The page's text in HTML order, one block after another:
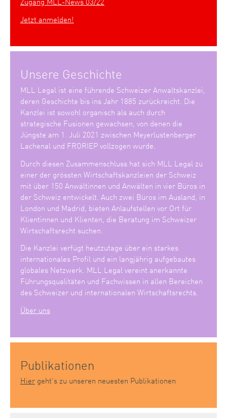
Jetzt anmelden!
Unsere Geschichte
MLL Legal ist eine führende Schweizer Anwaltskanzlei,
deren Geschichte bis ins Jahr 1885 zurückreicht. Die
Kanzlei ist sowohl organisch als auch durch
strategische Fusionen gewachsen, von denen die
Jüngste am 1. Juli 2021 zwischen Meyerlustenberger
Lachenal und FRORIEP vollzogen wurde.
Durch diesen Zusammenschluss hat sich MLL Legal zu
einer der grössten Wirtschaftskanzleien der Schweiz
mit über 150 Anwältinnen und Anwälten in vier Büros in
der Schweiz entwickelt. Auch zwei Büros im Ausland, in
London und Madrid, bieten Anlaufstellen vor Ort für
Klientinnen und Klienten, die Beratung im Schweizer
Wirtschaftsrecht suchen.
Die Kanzlei verfügt heutzutage über ein starkes
internationales Profil und ein langjährig aufgebautes
globales Netzwerk. MLL Legal vereint anerkannte
Führungsqualitäten und Fachwissen in allen Bereichen
des Schweizer und internationalen Wirtschaftsrechts.
Über uns
Publikationen
Hier geht’s zu unseren neuesten Publikationen